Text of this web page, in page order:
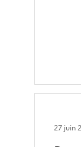
27 juin